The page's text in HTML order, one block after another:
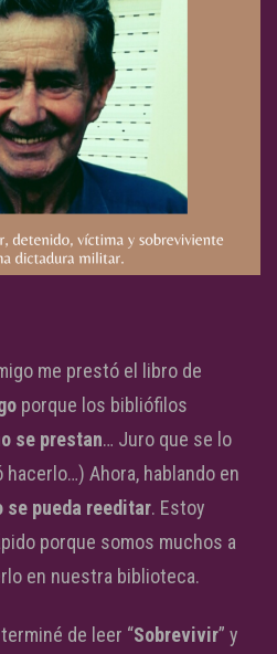
me prestó el libro de
porque los bibliófilos
se prestan… Juro que se lo
Ahora, hablando en
se pueda reeditar. Estoy
porque somos muchos a
en nuestra biblioteca.
de leer “Sobrevivir” y